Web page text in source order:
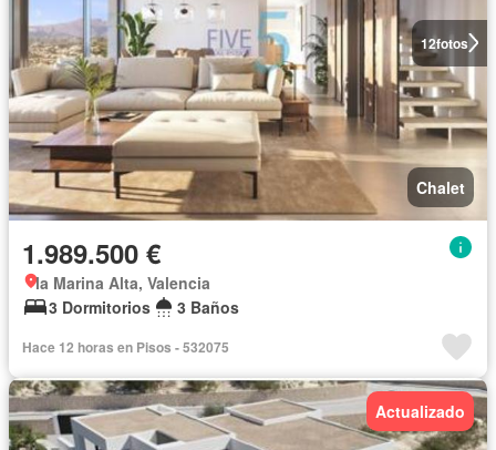
12fotos
Chalet
1.989.500 €
la Marina Alta, Valencia
3 Dormitorios
3 Baños
Hace 12 horas en Pisos - 532075
Actualizado